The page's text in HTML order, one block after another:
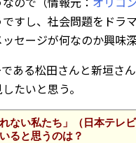
すし、社会問題をドラ
セージが何なのか興味深
ある松田さんと新垣さ
たいと思う。
ない私たち」（日本テレ
ると思うのは？